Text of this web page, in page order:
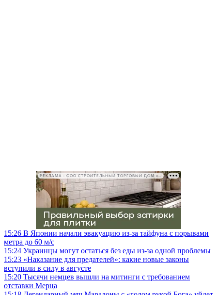
15:26 В Японии начали эвакуацию из-за тайфуна с порывами
метра до 60 м/с
15:24 Украинцы могут остаться без еды из-за одной проблемы
15:23 «Наказание для предателей»: какие новые законы
вступили в силу в августе
15:20 Тысячи немцев вышли на митинги с требованием
отставки Мерца